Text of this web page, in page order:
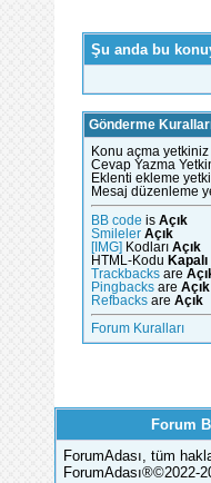
Şu anda bu
Gönderme
Konu açma yetkiniz
Cevap Yazma
Eklenti ekleme
Mesaj düzenleme
BB code is Açık
Smileler Açık
[IMG] Kodları Açık
HTML-Kodu Kapalı
Trackbacks are
Pingbacks are Açık
Refbacks are Açık
Forum Kuralları
Forum
ForumAdası, tüm
ForumAdası®©2022-